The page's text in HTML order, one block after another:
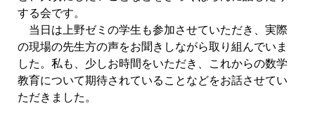
する会です。
当日は上野ゼミの学生も参加させていただき、実際
の現場の先生方の声をお聞きしながら取り組んでいま
した。私も、少しお時間をいただき、これからの数学
教育について期待されていることなどをお話させてい
ただきました。